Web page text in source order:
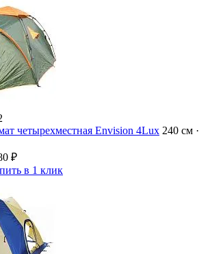
четырехместная Envision 4Lux 240 см ·
₽
в 1 клик